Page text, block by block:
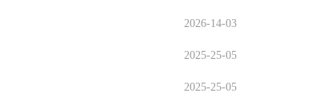
2026-14-03
2025-25-05
2025-25-05